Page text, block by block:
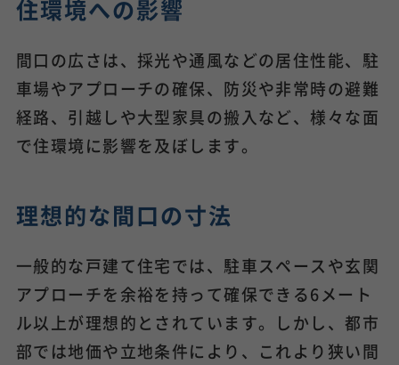
住環境への影響
間口の広さは、採光や通風などの居住性能、駐
車場やアプローチの確保、防災や非常時の避難
経路、引越しや大型家具の搬入など、様々な面
で住環境に影響を及ぼします。
理想的な間口の寸法
一般的な戸建て住宅では、駐車スペースや玄関
アプローチを余裕を持って確保できる6メート
ル以上が理想的とされています。しかし、都市
部では地価や立地条件により、これより狭い間